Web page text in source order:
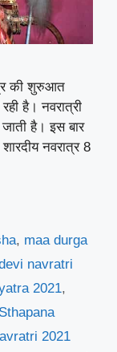
की शुरुआत
है। नवरात्री
है। इस बार
नवरात्र 8
, maa durga
navratri
2021,
2021